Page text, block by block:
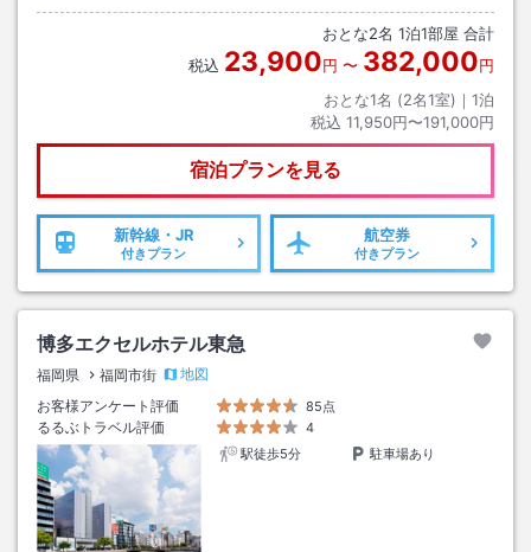
おとな2名 1泊1部屋 合計
税込 23,900円 〜 382,000円
おとな1名 (2名1室)｜ 1泊
税込 11,950円〜191,000円
宿泊プランを見る
新幹線・JR
付きプラン
航空券
付きプラン
博多エクセルホテル東急
福岡県 福岡市街
地図
お客様アンケート評価
85点
るるぶトラベル評価
4
駅徒歩5分
駐車場あり